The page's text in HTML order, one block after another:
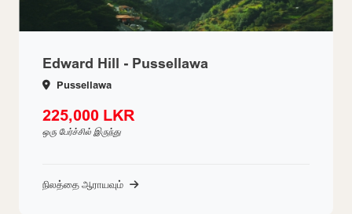
Edward Hill - Pussellawa
Pussellawa
225,000 LKR
ஒரு பேர்ச்சில் இருந்து
நிலத்தை ஆராயவும்